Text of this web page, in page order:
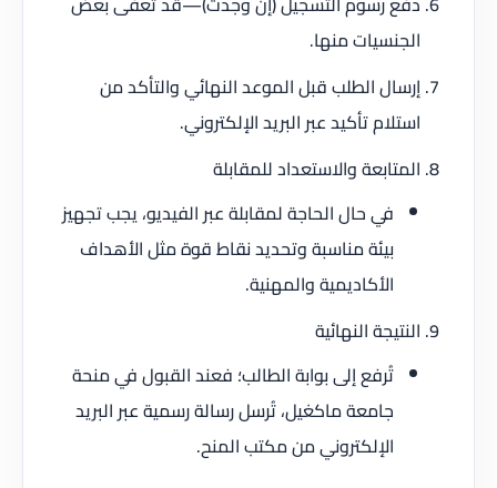
الجنسيات منها.
إرسال الطلب قبل الموعد النهائي والتأكد من
استلام تأكيد عبر البريد الإلكتروني.
المتابعة والاستعداد للمقابلة
في حال الحاجة لمقابلة عبر الفيديو، يجب تجهيز
بيئة مناسبة وتحديد نقاط قوة مثل الأهداف
الأكاديمية والمهنية.
النتيجة النهائية
تُرفع إلى بوابة الطالب؛ فعند القبول في منحة
جامعة ماكغيل، تُرسل رسالة رسمية عبر البريد
الإلكتروني من مكتب المنح.